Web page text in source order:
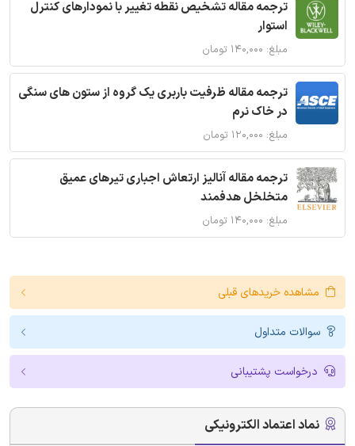
ترجمه مقاله تشخیص نقطه تغییر با نمودارهای کنترل
استوار
مبلغ: ۱۴۰,۰۰۰ تومان
ترجمه مقاله ظرفیت باربری یک گروه از ستون های سنگی
در خاک نرم
مبلغ: ۱۲۰,۰۰۰ تومان
ترجمه مقاله آنالیز ارتعاش اجباری تیرهای عمیق
متخلخل هدفمند
مبلغ: ۱۴۰,۰۰۰ تومان
مشاهده خریدهای قبلی
سوالات متداول
درخواست پشتیبانی
نماد اعتماد الکترونیکی